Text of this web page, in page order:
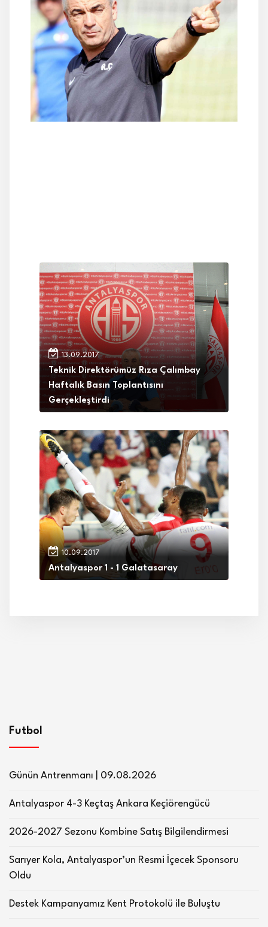
13.09.2017
Teknik Direktörümüz Rıza Çalımbay
Haftalık Basın Toplantısını
Gerçekleştirdi
10.09.2017
Antalyaspor 1 - 1 Galatasaray
Futbol
Günün Antrenmanı | 09.08.2026
Antalyaspor 4-3 Keçtaş Ankara Keçiörengücü
2026-2027 Sezonu Kombine Satış Bilgilendirmesi
Sarıyer Kola, Antalyaspor’un Resmi İçecek Sponsoru
Oldu
Destek Kampanyamız Kent Protokolü ile Buluştu